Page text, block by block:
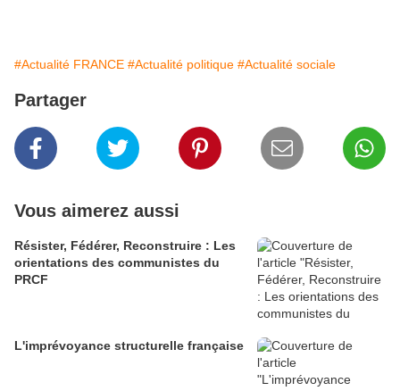
#Actualité FRANCE #Actualité politique #Actualité sociale
Partager
Vous aimerez aussi
Résister, Fédérer, Reconstruire : Les
orientations des communistes du
PRCF
L'imprévoyance structurelle française